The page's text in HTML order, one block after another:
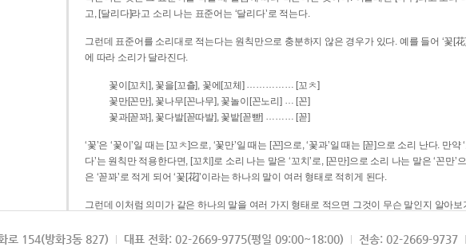
고, [달리다]라고 소리 나는 표준어는 ‘달리다’로 적는다.
그런데 표준어를 소리대로 적는다는 원칙만으로 충분하지 않은 경우가 있다. 예를 들어 ‘꽃[
에 따라 소리가 달라진다.
꽃이[꼬치], 꽃을[꼬츨], 꽃에[꼬체] …………… [꼬ㅊ]
꽃만[꼰만], 꽃나무[꼰나무], 꽃놀이[꼰노리] … [꼰]
꽃과[꼳꽈], 꽃다발[꼳따발], 꽃밭[꼳빧] ……… [꼳]
‘꽃’은 ‘꽃이’일 때는 [꼬ㅊ]으로, ‘꽃만’일 때는 [꼰]으로, ‘꽃과’일 때는 [꼳]으로 소리 난다. 만
다’는 원칙만 적용한다면, [꼬치]로 소리 나는 말은 ‘꼬치’로, [꼰만]으로 소리 나는 말은 ‘꼰만’으로, [꼳꽈]로 소리 나는 말
은 ‘꼳꽈’로 적게 되어 ‘꽃[花]’이라는 하나의 말이 여러 형태로 적히게 된다.
그런데 이처럼 의미가 같은 하나의 말을 여러 가지 형태로 적으면 그것이 무슨 말인지 알아
되게 적는 것이 의미를 파악하는 데 효과적이다.
로 154(방화3동 827) 대표 전화: 02-2669-9775(평일 09:00~18:00) 전송: 02-2669-9737